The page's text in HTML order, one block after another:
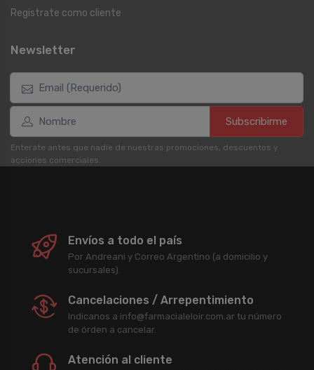
Registrate como cliente
Newsletter
Subscribirme
Enterate antes que nadie de nuestras promociones, descuentos y
acciones comerciales.
Envíos a todo el país
Por Andreani y Correo Argentino (a domicilio y
sucursales).
Cancelaciones / Arrepentimiento
Indicanos a info@farmacialeloir.com.ar tu número
de órden a cancelar.
Atención al cliente